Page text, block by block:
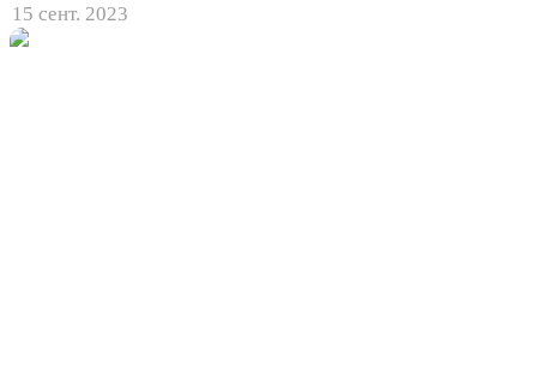
15 сент. 2023